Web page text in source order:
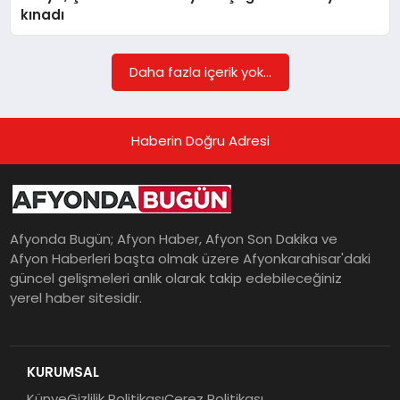
SIYASET
SPOR
kınadı
Daha fazla içerik yok...
Haberin Doğru Adresi
Afyonda Bugün; Afyon Haber, Afyon Son Dakika ve
Afyon Haberleri başta olmak üzere Afyonkarahisar'daki
güncel gelişmeleri anlık olarak takip edebileceğiniz
yerel haber sitesidir.
KURUMSAL